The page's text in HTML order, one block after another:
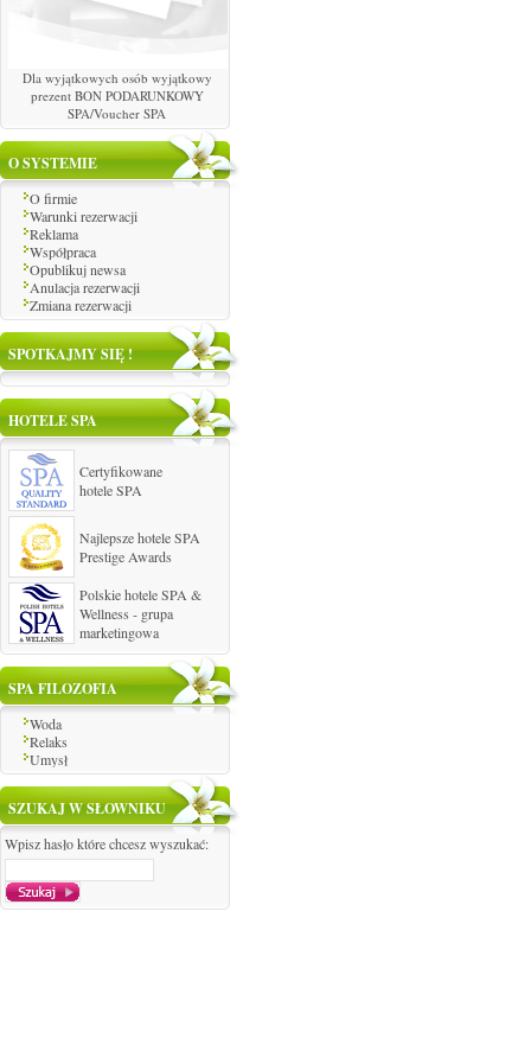
Dla wyjątkowych osób wyjątkowy
prezent BON PODARUNKOWY
SPA/Voucher SPA
O SYSTEMIE
O firmie
Warunki rezerwacji
Reklama
Współpraca
Opublikuj newsa
Anulacja rezerwacji
Zmiana rezerwacji
SPOTKAJMY SIĘ !
HOTELE SPA
Certyfikowane
hotele SPA
Najlepsze hotele SPA
Prestige Awards
Polskie hotele SPA &
Wellness - grupa
marketingowa
SPA FILOZOFIA
Woda
Relaks
Umysł
SZUKAJ W SŁOWNIKU
Wpisz hasło które chcesz wyszukać: